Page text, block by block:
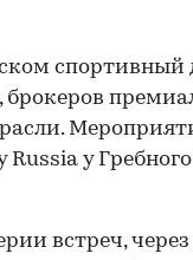
спортивный
Russia у
встреч, через